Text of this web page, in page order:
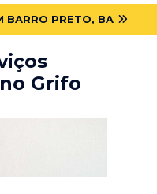
BARRO PRETO, BA
Grifo